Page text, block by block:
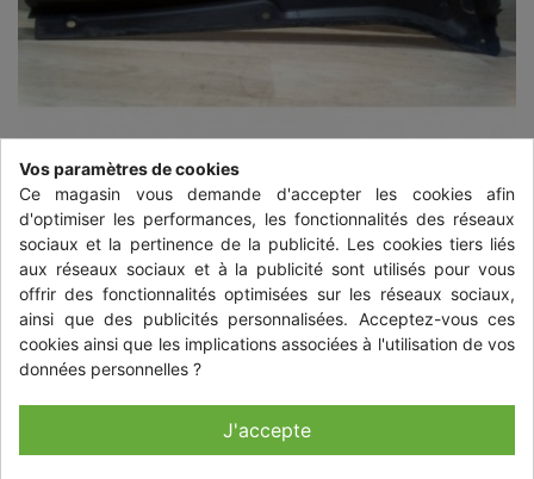
BAIE DE PARE BRISE SSANGYONG
ACTYON 1
15,12 € TTC
Vos paramètres de cookies
Ce magasin vous demande d'accepter les cookies afin
d'optimiser les performances, les fonctionnalités des réseaux
sociaux et la pertinence de la publicité. Les cookies tiers liés
aux réseaux sociaux et à la publicité sont utilisés pour vous
offrir des fonctionnalités optimisées sur les réseaux sociaux,
ainsi que des publicités personnalisées. Acceptez-vous ces
cookies ainsi que les implications associées à l'utilisation de vos
données personnelles ?
J'accepte